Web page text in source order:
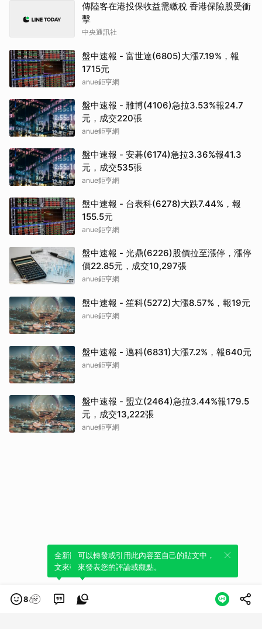
傳陸客在港投保收益需繳稅 香港保險股受衝
擊
中央通訊社
盤中速報 - 富世達(6805)大漲7.19%，報
1715元
anue鉅亨網
盤中速報 - 雃博(4106)急拉3.53%報24.7
元，成交220張
anue鉅亨網
盤中速報 - 安碁(6174)急拉3.36%報41.3
元，成交535張
anue鉅亨網
盤中速報 - 台表科(6278)大跌7.44%，報
155.5元
anue鉅亨網
盤中速報 - 光鼎(6226)股價拉至漲停，漲停
價22.85元，成交10,297張
anue鉅亨網
盤中速報 - 笙科(5272)大漲8.57%，報19元
anue鉅亨網
盤中速報 - 邁科(6831)大漲7.2%，報640元
anue鉅亨網
盤中速報 - 盟立(2464)急拉3.44%報179.5
元，成交13,222張
anue鉅亨網
8
全新體驗！一鍵引用此內容，透過發布貼
文來輕鬆表達個人立場。
可以轉發或引用此內容至自己的貼文中，
來發表您的評論或觀點。